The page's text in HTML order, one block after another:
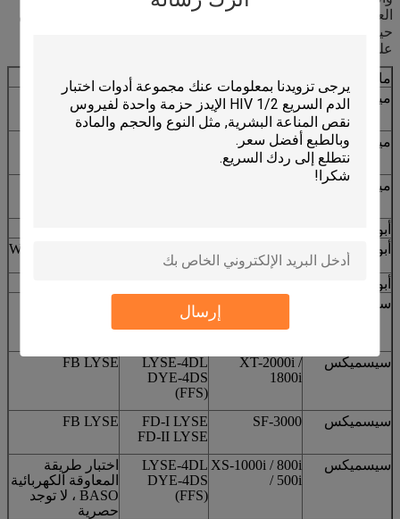
إرسال
العلامات التجارية المختلفة للمحللات المكونة من خمسة أجزاء من
حيث المبادئ ، كما تختلف أيضًا آثارها وأنواع العوامل الانحلالية.
على النحو التالي:
ماركة
نموذج LYSE-EOS
LYSE-BASO
ميندراي
BC5800 / 5600
LYSE 58EO-I
LYSE 58EO-II
LYSE 58BA
ميندراي BC-5500/5200
ميندراي
أبوت
أبوت
3700/3000
HGB LYSE
برنامج WIC / HGB
أبوت
سيسميكس
XE-5000/2100
LYSE-4DL
DYE-4DS
(FFS)
سيسميكس
XT-2000i /
1800i
LYSE-4DL
DYE-4DS
(FFS)
FB LYSE
سيسميكس SF-3000
FD-I LYSE
FD-II LYSE
FB LYSE
سيسميكس
XS-1000i / 800i
/ 500i
LYSE-4DL
DYE-4DS
(FFS)
اختبار طريقة
المعاوقة الكهربائية
BASO ، لا توجد
حصرية